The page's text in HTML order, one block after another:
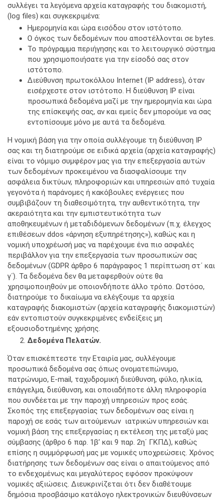
συλλέγει τα λεγόμενα αρχεία καταγραφής του διακομιστή,
(log files) και συγκεκριμένα:
Ημερομηνία και ώρα εισόδου στον ιστότοπο.
Ο όγκος των δεδομένων που αποστέλλονται σε bytes.
Το πρόγραμμα περιήγησης και το λειτουργικό σύστημα
που χρησιμοποιήσατε για την είσοδό σας στον
ιστότοπο.
Διεύθυνση πρωτοκόλλου Internet (IP address), όταν
εισέρχεστε στον ιστότοπο. Η διεύθυνση IP είναι
προσωπικά δεδομένα μαζί με την ημερομηνία και ώρα
της επίσκεψής σας, αν και εμείς δεν μπορούμε να σας
εντοπίσουμε μόνο με αυτά τα δεδομένα.
Η νομική βάση για την οποία συλλέγουμε τη διεύθυνση IP
σας και τη διατηρούμε σε ειδικά αρχεία (αρχεία καταγραφής)
είναι το νόμιμο συμφέρον μας για την επεξεργασία αυτών
των δεδομένων προκειμένου να διασφαλίσουμε την
ασφάλεια δικτύων, πληροφοριών και υπηρεσιών από τυχαία
γεγονότα ή παράνομες ή κακόβουλες ενέργειες που
συμβιβάζουν τη διαθεσιμότητα, την αυθεντικότητα, την
ακεραιότητα και την εμπιστευτικότητα των
αποθηκευμένων ή μεταδιδόμενων δεδομένων (π.χ. έλεγχος
επιθέσεων ddos «άρνηση εξυπηρέτησης»), καθώς και η
νομική υποχρέωσή μας να παρέχουμε ένα πιο ασφαλές
περιβάλλον για την επεξεργασία των προσωπικών σας
δεδομένων (GDPR άρθρο 6 παράγραφος 1 περίπτωση στ΄ και
γ΄). Τα δεδομένα δεν θα μεταφερθούν ούτε θα
χρησιμοποιηθούν με οποιονδήποτε άλλο τρόπο. Ωστόσο,
διατηρούμε το δικαίωμα να ελέγξουμε τα αρχεία
καταγραφής διακομιστών (αρχεία καταγραφής διακομιστών)
εάν εντοπιστούν συγκεκριμένες ενδείξεις μη
εξουσιοδοτημένης χρήσης.
Δεδομένα Πελατών.
Όταν επισκέπτεστε την Εταιρία μας, συλλέγουμε
προσωπικά δεδομένα σας όπως ονοματεπώνυμο,
πατρώνυμο, Ε-mail, ταχυδρομική διεύθυνση, φύλο, ηλικία,
επάγγελμα, διεύθυνση, και οποιαδήποτε άλλη πληροφορία
που συνδέεται με την παροχή υπηρεσιών προς εσάς.
Σκοπός της επεξεργασίας των δεδομένων σας είναι η
παροχή σε εσάς των αιτούμενων ιατρικών υπηρεσιών και
νομική βάση της επεξεργασίας η εκτέλεση της μεταξύ μας
σύμβασης (άρθρο 6 παρ. 1β’ και 9 παρ. 2η΄ ΓΚΠΔ), καθώς
επίσης η συμμόρφωσή μας με νομικές υποχρεώσεις. Χρόνος
διατήρησης των δεδομένων σας είναι ο απαιτούμενος από
το ενδεχομένως και μεγαλύτερος εφόσον προκύψουν
νομικές αξιώσεις. Διευκρινίζεται ότι δεν διαθέτoυμε
δημόσια προσβάσιμο κατάλογο ηλεκτρονικών διευθύνσεων